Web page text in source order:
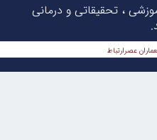
، تحقیقاتی و درمانی
عصر‌ارتباط